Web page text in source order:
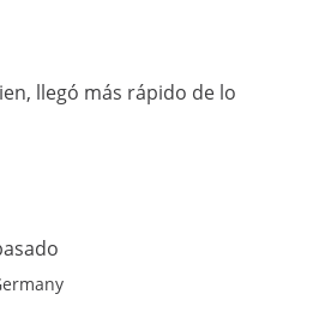
llegó más rápido de lo